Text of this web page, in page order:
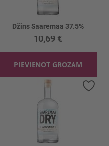
Džins Saaremaa 37.5%
10,69 €
PIEVIENOT GROZAM
Pievienot vēlmju sarakstam